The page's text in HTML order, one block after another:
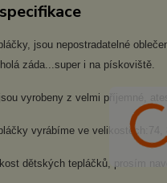
jsou nepostradatelné
záda...super i na pískoviště.
vyrobeny z velmi příjemné,
vyrábíme ve velikostech:74,
dětských tepláčků, prosím